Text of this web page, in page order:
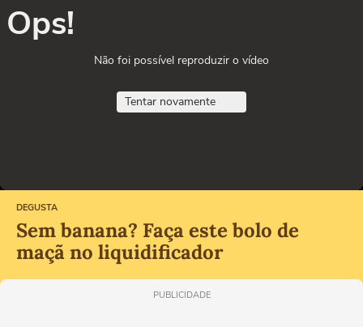
Ops!
Não foi possível reproduzir o vídeo
Tentar novamente
DEGUSTA
Sem banana? Faça este bolo de
maçã no liquidificador
PUBLICIDADE